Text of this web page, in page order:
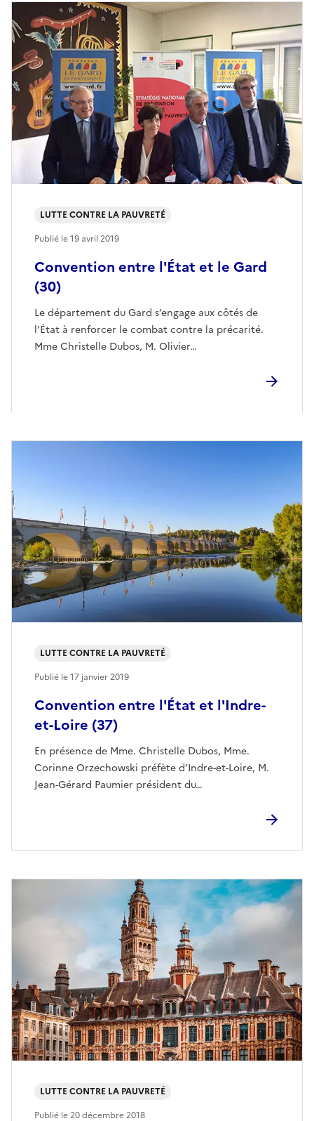
Convention entre l'État et le Gard
(30)
Le département du Gard s’engage aux côtés de
l’État à renforcer le combat contre la précarité.
Mme Christelle Dubos, M. Olivier…
LUTTE CONTRE LA PAUVRETÉ
Publié le19 avril 2019
Convention entre l'État et l'Indre-
et-Loire (37)
En présence de Mme. Christelle Dubos, Mme.
Corinne Orzechowski préfète d’Indre-et-Loire, M.
Jean-Gérard Paumier président du…
LUTTE CONTRE LA PAUVRETÉ
Publié le17 janvier 2019
LUTTE CONTRE LA PAUVRETÉ
Publié le20 décembre 2018